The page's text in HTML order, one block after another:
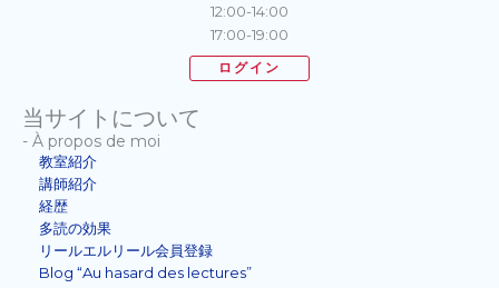
12:00-14:00
17:00-19:00
ログイン
当サイトについて
- À propos de moi
教室紹介
講師紹介
経歴
多読の効果
リールエルリール会員登録
Blog “Au hasard des lectures”